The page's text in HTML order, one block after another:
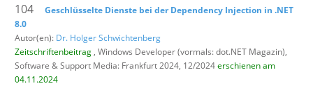
104
Geschlüsselte Dienste bei der Dependency Injection in .NET
8.0
Autor(en): Dr. Holger Schwichtenberg
Zeitschriftenbeitrag , Windows Developer (vormals: dot.NET Magazin),
Software & Support Media: Frankfurt 2024, 12/2024erschienen am
04.11.2024